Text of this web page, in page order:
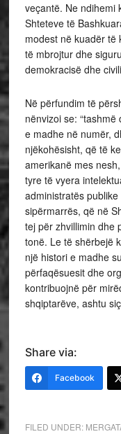
veçantë. Ne ndihemi
Shteteve të
modest në kuadër të
të mbrojtur dhe
demokracisë dhe
Në përfundim të
nënvizoi se:
e madhe në numër,
njëkohësisht, që të
amerikanë mes
tyre të vyera
administratës
sipërmarrës, që në
tej për zhvillimin dhe
tonë. Le të shërbejë
një histori e madhe
përfaqësuesit dhe
kontribuojnë për
shqiptarëve, ashtu
Share via:
Facebook
FILED UNDER: